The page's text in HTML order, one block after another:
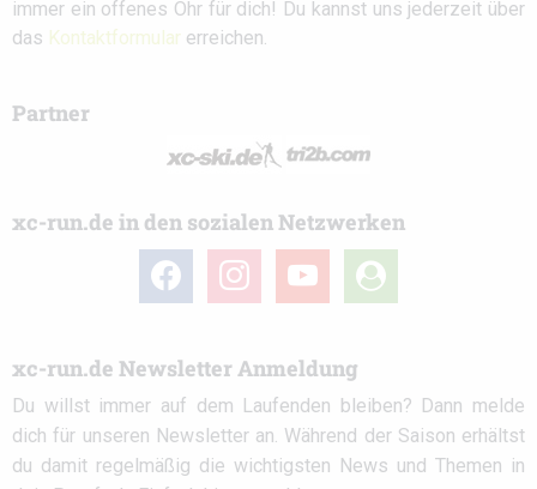
immer ein offenes Ohr für dich! Du kannst uns jederzeit über
das Kontaktformular erreichen.
Partner
xc-run.de in den sozialen Netzwerken
facebook instagramyoutube
user-
circle
xc-run.de Newsletter Anmeldung
Du willst immer auf dem Laufenden bleiben? Dann melde
dich für unseren Newsletter an. Während der Saison erhältst
du damit regelmäßig die wichtigsten News und Themen in